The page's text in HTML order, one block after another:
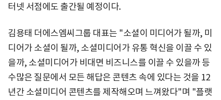
터넷 서점에도 출간될 예정이다.
김용태 더에스엠씨그룹 대표는 "소셜이 미디어가 될까, 미
디어가 소셜이 될까, 소셜미디어가 유통 혁신을 이끌 수 있
을까, 소셜미디어가 비대면 비즈니스를 이끌 수 있을까 등
수많은 질문에서 모든 해답은 콘텐츠 속에 있다는 것을 12
년간 소셜미디어 콘텐츠를 제작해오며 느껴왔다"며 "플랫